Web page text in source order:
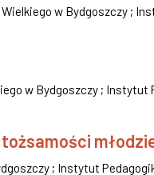
w Bydgoszczy ;
w Bydgoszczy ; Instytut
; Instytut